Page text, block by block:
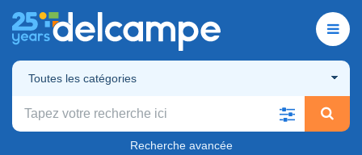
Toutes les catégories
Recherche avancée